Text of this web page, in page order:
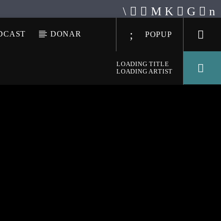
DONAR POPUP
LOADING TITLE
LOADING ARTIST